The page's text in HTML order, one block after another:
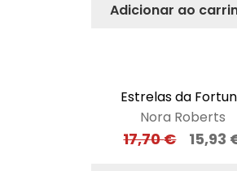
Adicionar ao
Estrelas da
Nora Roberts
17,70€ 15,93